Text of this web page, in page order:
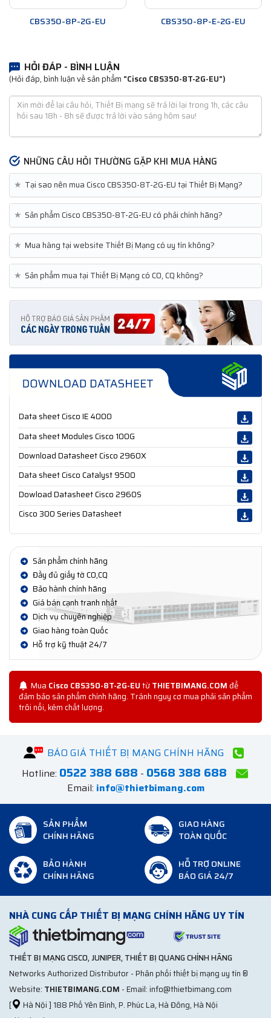
CBS350-8P-2G-EU CBS350-8P-E-2G-EU
HỎI ĐÁP - BÌNH LUẬN
(Hỏi đáp, bình luận về sản phẩm "Cisco CBS350-8T-2G-EU")
NHỮNG CÂU HỎI THƯỜNG GẶP KHI MUA HÀNG
★ Tại sao nên mua Cisco CBS350-8T-2G-EU tại Thiết Bị Mạng?
★ Sản phẩm Cisco CBS350-8T-2G-EU có phải chính hãng?
★ Mua hàng tại website Thiết Bị Mạng có uy tín không?
★ Sản phẩm mua tại Thiết Bị Mạng có CO, CQ không?
Data sheet Cisco IE 4000
Data sheet Modules Cisco 100G
Download Datasheet Cisco 2960X
Data sheet Cisco Catalyst 9500
Dowload Datasheet Cisco 2960S
Cisco 300 Series Datasheet
Sản phẩm chính hãng
Đầy đủ giấy tờ CO,CQ
Bảo hành chính hãng
Giá bán cạnh tranh nhất
Dịch vụ chuyên nghiệp
Giao hàng toàn Quốc
Hỗ trợ kỹ thuật 24/7
Mua Cisco CBS350-8T-2G-EUtừTHIETBIMANG.COMđể
đảm bảo sản phẩm chính hãng. Tránh nguy cơ mua phải sản phẩm
trôi nổi, kém chất lượng.
BÁO GIÁ THIẾT BỊ MẠNG CHÍNH HÃNG
Hotline: 0522 388 688 - 0568 388 688
Email: info@thietbimang.com
SẢN PHẨM
CHÍNH HÃNG
GIAO HÀNG
TOÀN QUỐC
BẢO HÀNH
CHÍNH HÃNG
HỖ TRỢ ONLINE
BÁO GIÁ 24/7
NHÀ CUNG CẤP THIẾT BỊ MẠNG CHÍNH HÃNG UY TÍN
THIẾT BỊ MẠNG CISCO, JUNIPER, THIẾT BỊ QUANG CHÍNH HÃNG
Networks Authorized Distributor - Phân phối thiết bị mạng uy tín ®
Website: THIETBIMANG.COM - Email: info@thietbimang.com
[
Hà Nội ] 188 Phố Yên Bình, P. Phúc La, Hà Đông, Hà Nội